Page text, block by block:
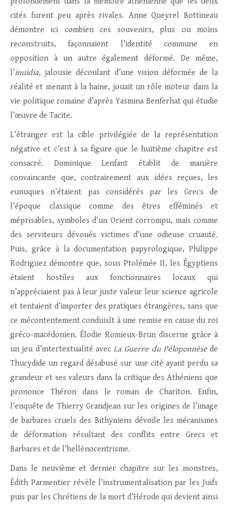
cités furent peu après rivales. Anne Queyrel Bottineau
démontre ici combien ces souvenirs, plus ou moins
reconstruits, façonnaient l’identité commune en
opposition à un autre également déformé. De même,
l’inuidia, jalousie découlant d’une vision déformée de la
réalité et menant à la haine, jouait un rôle moteur dans la
vie politique romaine d’après Yasmina Benferhat qui étudie
l’œuvre de Tacite.
L’étranger est la cible privilégiée de la représentation
négative et c’est à sa figure que le huitième chapitre est
consacré. Dominique Lenfant établit de manière
convaincante que, contrairement aux idées reçues, les
eunuques n’étaient pas considérés par les Grecs de
l’époque classique comme des êtres efféminés et
méprisables, symboles d’un Orient corrompu, mais comme
des serviteurs dévoués victimes d’une odieuse cruauté.
Puis, grâce à la documentation papyrologique, Philippe
Rodriguez démontre que, sous Ptolémée II, les Égyptiens
étaient hostiles aux fonctionnaires locaux qui
n’appréciaient pas à leur juste valeur leur science agricole
et tentaient d’importer des pratiques étrangères, sans que
ce mécontentement conduisît à une remise en cause du roi
gréco-macédonien. Élodie Romieux-Brun discerne grâce à
un jeu d’intertextualité avec La Guerre du Péloponnèsede
Thucydide un regard désabusé sur une cité ayant perdu sa
grandeur et ses valeurs dans la critique des Athéniens que
prononce Théron dans le roman de Chariton. Enfin,
l’enquête de Thierry Grandjean sur les origines de l’image
de barbares cruels des Bithyniens dévoile les mécanismes
de déformation résultant des conflits entre Grecs et
Barbares et de l’hellénocentrisme.
Dans le neuvième et dernier chapitre sur les monstres,
Édith Parmentier révèle l’instrumentalisation par les Juifs
puis par les Chrétiens de la mort d’Hérode qui devient ainsi